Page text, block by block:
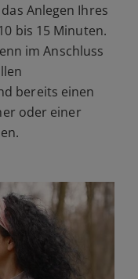
Anlegen Ihres
bis 15 Minuten.
im Anschluss
bereits einen
oder einer